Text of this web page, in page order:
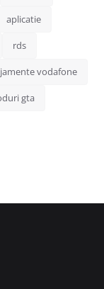
aplicatie
rds
vodafone
gta